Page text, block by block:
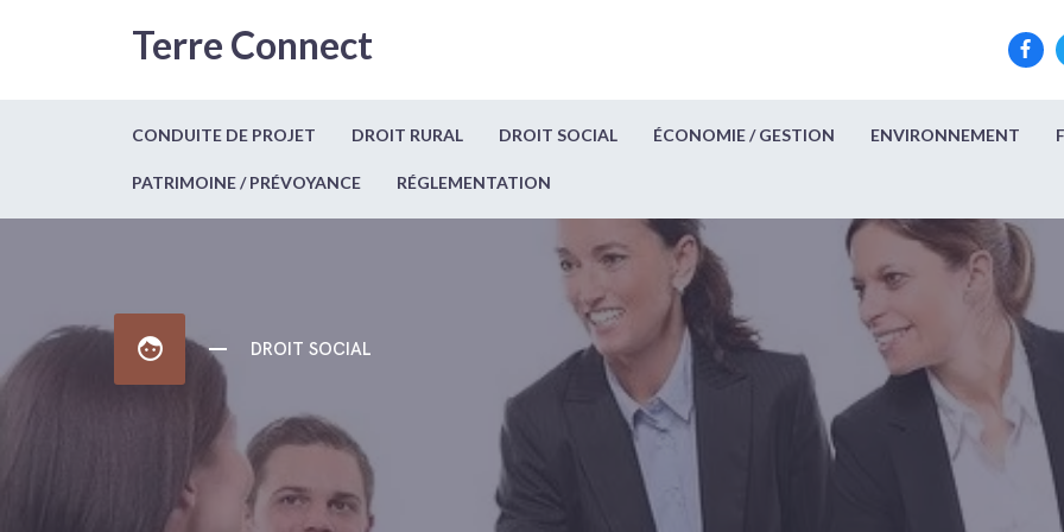
Terre Connect
CONDUITE DE PROJET DROIT RURAL DROIT SOCIAL ÉCONOMIE / GESTION ENVIRONNEMENT
PATRIMOINE / PRÉVOYANCE RÉGLEMENTATION
face DROIT SOCIAL